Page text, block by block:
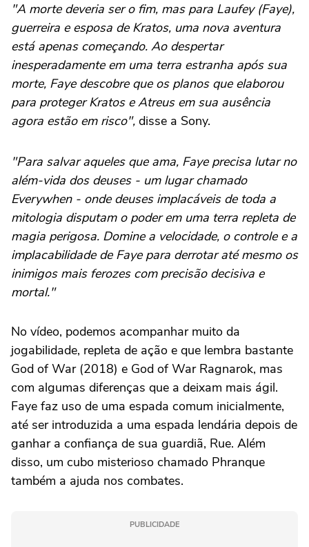
"A morte deveria ser o fim, mas para Laufey (Faye),
guerreira e esposa de Kratos, uma nova aventura
está apenas começando. Ao despertar
inesperadamente em uma terra estranha após sua
morte, Faye descobre que os planos que elaborou
para proteger Kratos e Atreus em sua ausência
agora estão em risco", disse a Sony.
"Para salvar aqueles que ama, Faye precisa lutar no
além-vida dos deuses - um lugar chamado
Everywhen - onde deuses implacáveis de toda a
mitologia disputam o poder em uma terra repleta de
magia perigosa. Domine a velocidade, o controle e a
implacabilidade de Faye para derrotar até mesmo os
inimigos mais ferozes com precisão decisiva e
mortal."
No vídeo, podemos acompanhar muito da
jogabilidade, repleta de ação e que lembra bastante
God of War (2018) e God of War Ragnarok, mas
com algumas diferenças que a deixam mais ágil.
Faye faz uso de uma espada comum inicialmente,
até ser introduzida a uma espada lendária depois de
ganhar a confiança de sua guardiã, Rue. Além
disso, um cubo misterioso chamado Phranque
também a ajuda nos combates.
PUBLICIDADE